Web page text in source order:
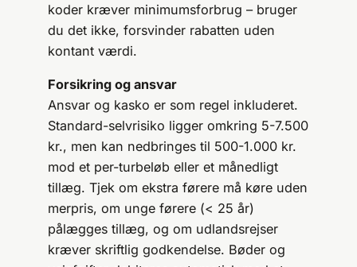
koder kræver minimumsforbrug – bruger
du det ikke, forsvinder rabatten uden
kontant værdi.
Forsikring og ansvar
Ansvar og kasko er som regel inkluderet.
Standard-selvrisiko ligger omkring 5-7.500
kr., men kan nedbringes til 500-1.000 kr.
mod et per-turbeløb eller et månedligt
tillæg. Tjek om ekstra førere må køre uden
merpris, om unge førere (< 25 år)
pålægges tillæg, og om udlandsrejser
kræver skriftlig godkendelse. Bøder og